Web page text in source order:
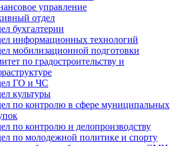
управление
отдел
бухгалтерии
информационных технологий
мобилизационной подготовки
по градостроительству и
ГО и ЧС
культуры
по контролю в сфере муниципальных
по контролю и делопроизводству
по молодежной политике и спорту